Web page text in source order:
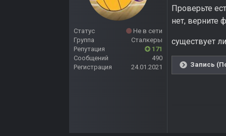
Статус
Не в сети
Группа
Сталкеры
Репутация
171
Сообщений
490
Регистрация
24.01.2021
Проверьте
нет, верните
существует
Запись